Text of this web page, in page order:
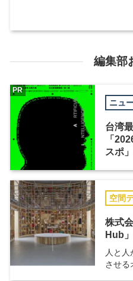
編集部
ニュ
台湾
「
スポ
PR
空間
株式
Hub」
人と
させる